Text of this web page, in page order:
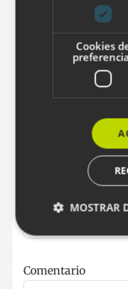
siguiente
direcciones web y
transforman en
moderados.
Comentario
Cookies
MOSTRAR